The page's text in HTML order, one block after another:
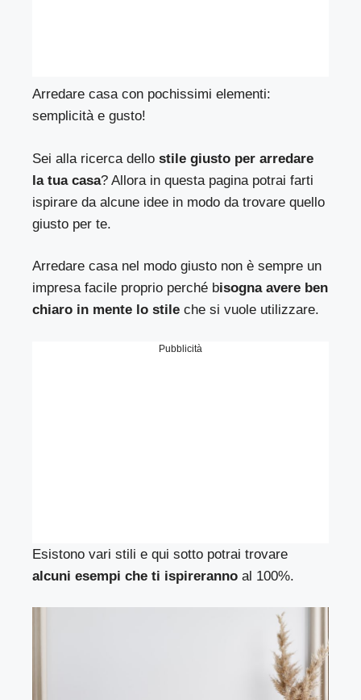
Arredare casa con pochissimi elementi:
semplicità e gusto!
Sei alla ricerca dellostile giusto per arredare
la tua casa? Allora in questa pagina potrai farti
ispirare da alcune idee in modo da trovare quello
giusto per te.
Arredare casa nel modo giusto non è sempre un
impresa facile proprio perché bisogna avere ben
chiaro in mente lo stile che si vuole utilizzare.
Pubblicità
Esistono vari stili e qui sotto potrai trovare
alcuni esempi che ti ispireranno al 100%.